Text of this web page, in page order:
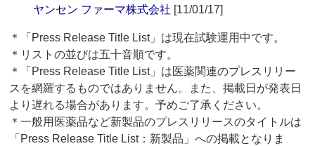
ヤンセン ファーマ株式会社 [11/01/17]
＊「Press Release Title List」は現在試験運用中です。
＊リストの並びは五十音順です。
＊「Press Release Title List」は医薬関連のプレスリリー
スを網羅するものではありません。また、掲載日が発表日
より遅れる場合があります。予めご了承ください。
＊一般用医薬品など新製品のプレスリリースのタイトルは
「Press Release Title List：新製品」への掲載となりま